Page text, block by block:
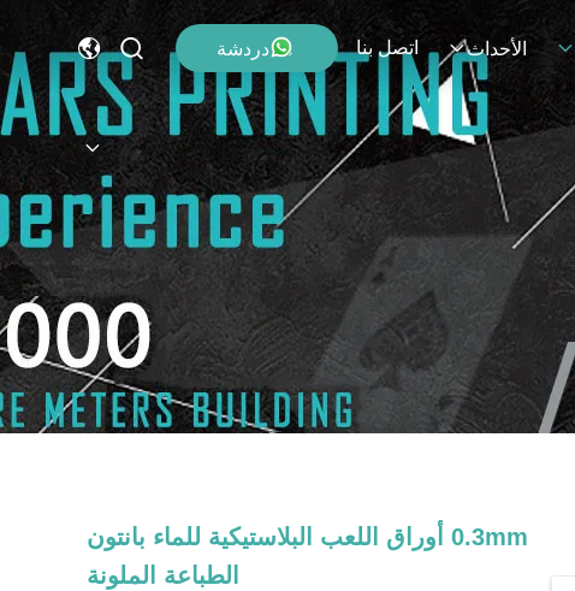
الأحداث اتصل بنا دردشة
0.3mm أوراق اللعب البلاستيكية للماء بانتون
الطباعة الملونة